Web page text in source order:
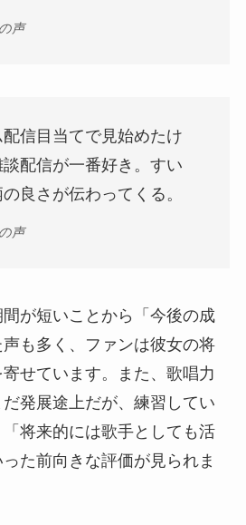
声
信目当てで見始めたけ
配信が一番好き。すい
良さが伝わってくる。
声
が短いことから「今後の成
も多く、ファンは彼女の将
せています。また、歌唱力
発展途上だが、練習してい
将来的には歌手としても活
た前向きな評価が見られま